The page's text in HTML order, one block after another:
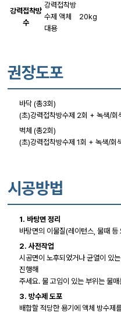
강력접착방
수
강력접착방
수제 액체
대용
20kg
권장도포
바닥 (총3회)
(초)강력접착방수제 2회 + 녹색/회
벽체 (총2회)
(초)강력접착방수제 1회 + 녹색/회
시공방법
1. 바탕면 정리
바탕면의 이물질(레이턴스, 물때
2. 사전작업
시공면이 노후되었거나 균열이 있
진행해
주세요. 물 고임이 있는 부위는 물
3. 방수제 도포
배합할 적당한 용기에 액체 방수제